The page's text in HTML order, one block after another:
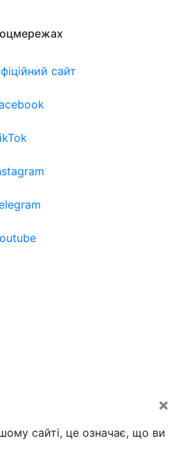
сайт
×
сайті, це означає, що ви